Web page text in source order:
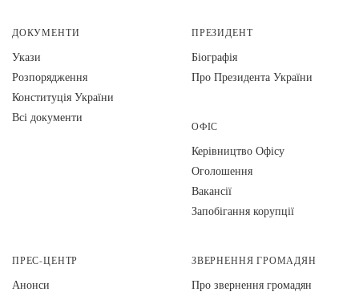
ДОКУМЕНТИ
Укази
Розпорядження
Конституція України
Всі документи
ПРЕЗИДЕНТ
Біографія
Про Президента України
ОФІС
Керівництво Офісу
Оголошення
Вакансії
Запобігання корупції
ПРЕС-ЦЕНТР
Анонси
ЗВЕРНЕННЯ ГРОМАДЯН
Про звернення громадян